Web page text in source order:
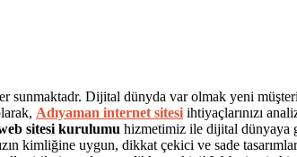
Dijital dünyda var olmak yeni
Adıyaman internet sitesi ihtiyaçlarınızı
sitesi kurulumu hizmetimiz ile dijital dünyaya
kimliğine uygun, dikkat çekici ve sade